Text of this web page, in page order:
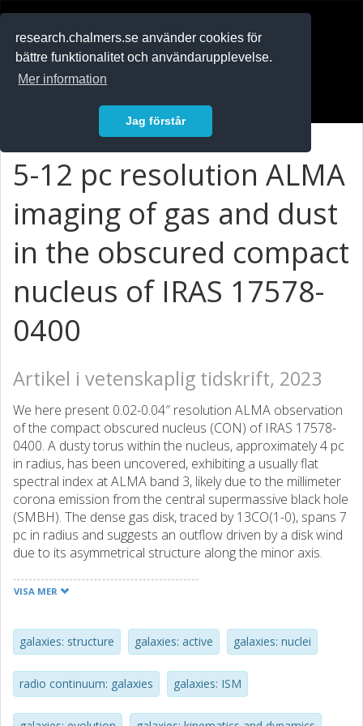
research.chalmers.se använder cookies för
bättre funktionalitet och användarupplevelse.
Mer information
Jag förstår
5-12 pc resolution ALMA
imaging of gas and dust
in the obscured compact
nucleus of IRAS 17578-
0400
Artikel i vetenskaplig tidskrift, 2023
We here present 0.02-0.04″ resolution ALMA observation
of the compact obscured nucleus (CON) of IRAS 17578-
0400. A dusty torus within the nucleus, approximately 4 pc
in radius, has been uncovered, exhibiting a usually flat
spectral index at ALMA band 3, likely due to the millimeter
corona emission from the central supermassive black hole
(SMBH). The dense gas disk, traced by 13CO(1-0), spans 7
pc in radius and suggests an outflow driven by a disk wind
due to its asymmetrical structure along the minor axis.
velocity components of the HCN(3-2) and HCO+(3-2) lines,
dense gas disk extended a radius of ∼60 pc, infalling and
rotating at speeds of about 200 km s-1 and 300 km s-1
respectively. A centrifugal barrier, located around 4 pc
from the dynamical center, implies an SMBH mass of
approximately 108 M⊙, consistent with millimeter corona
VISA MER
galaxies: structure galaxies: active galaxies: nuclei
radio continuum: galaxies galaxies: ISM